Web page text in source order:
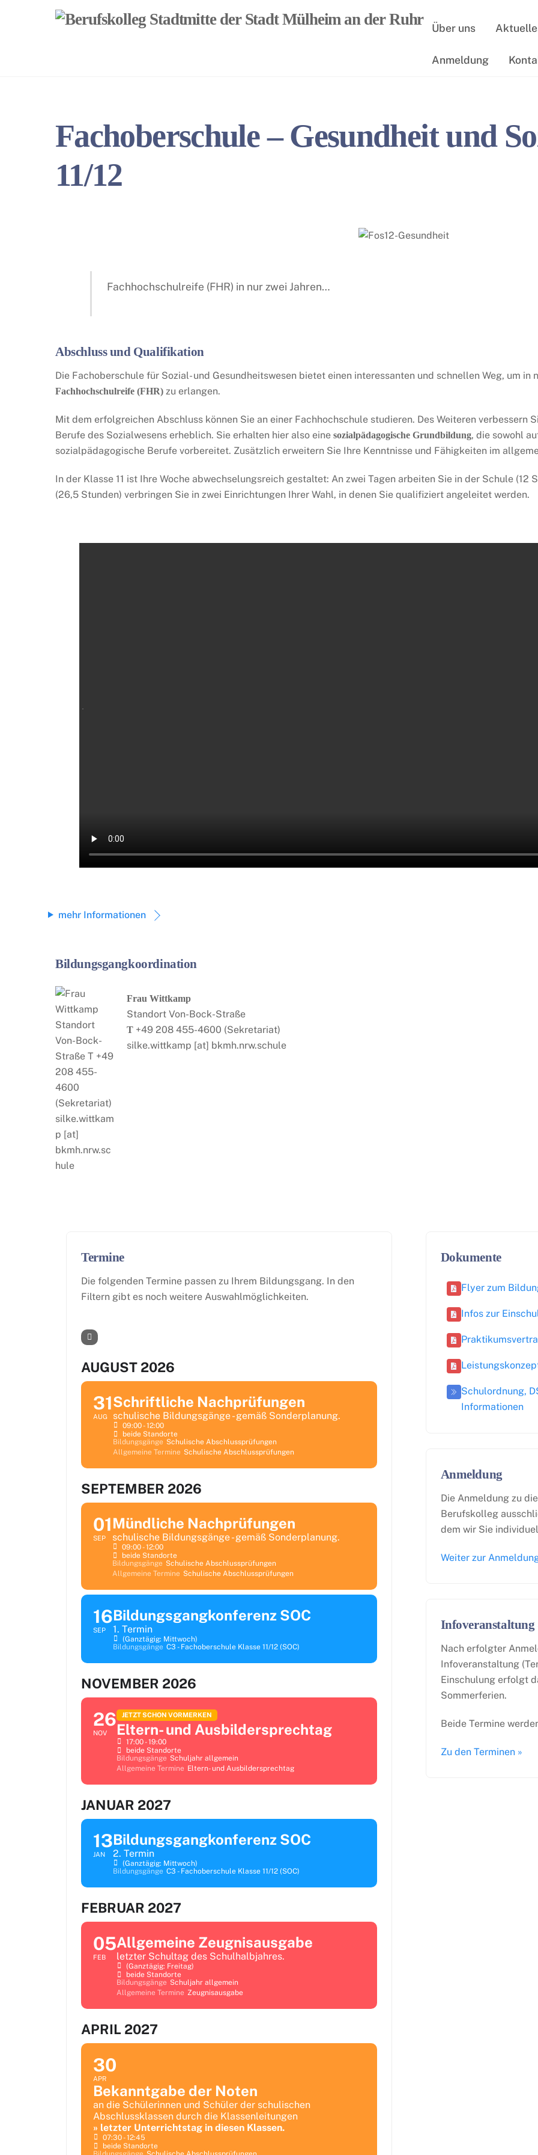
Über uns
Anmeldung
Fachoberschule – Gesundheit und
11/12
Fachhochschulreife (FHR) in nur zwei Jahren…
Abschluss und Qualifikation
Die Fachoberschule für Sozial- und Gesundheitswesen bietet einen interessanten und schnellen Weg, um in
Fachhochschulreife (FHR) zu erlangen.
Mit dem erfolgreichen Abschluss können Sie an einer Fachhochschule studieren. Des Weiteren verbessern
Berufe des Sozialwesens erheblich. Sie erhalten hier also eine sozialpädagogische Grundbildung, die sowohl
sozialpädagogische Berufe vorbereitet. Zusätzlich erweitern Sie Ihre Kenntnisse und Fähigkeiten im
In der Klasse 11 ist Ihre Woche abwechselungsreich gestaltet: An zwei Tagen arbeiten Sie in der Schule
(26,5 Stunden) verbringen Sie in zwei Einrichtungen Ihrer Wahl, in denen Sie qualifiziert angeleitet werden.
mehr Informationen
Bildungsgangkoordination
Frau Wittkamp
Standort Von-Bock-Straße
T +49 208 455-4600 (Sekretariat)
silke.wittkamp [at] bkmh.nrw.schule
Termine
Die folgenden Termine passen zu Ihrem Bildungsgang. In den
Filtern gibt es noch weitere Auswahlmöglichkeiten.
AUGUST 2026
31
AUG
Schriftliche Nachprüfungen
schulische Bildungsgänge - gemäß Sonderplanung.
09:00 - 12:00
beide Standorte
Bildungsgänge Schulische Abschlussprüfungen
Allgemeine Termine Schulische Abschlussprüfungen
SEPTEMBER 2026
01
SEP
Mündliche Nachprüfungen
schulische Bildungsgänge - gemäß Sonderplanung.
09:00 - 12:00
beide Standorte
Bildungsgänge Schulische Abschlussprüfungen
Allgemeine Termine Schulische Abschlussprüfungen
16
SEP
Bildungsgangkonferenz SOC
1. Termin
(ganztägig: Mittwoch)
Bildungsgänge C3 - Fachoberschule Klasse 11/12 (SOC)
NOVEMBER 2026
26
NOV
JETZT SCHON VORMERKEN
Eltern- und Ausbildersprechtag
17:00 - 19:00
beide Standorte
Bildungsgänge Schuljahr allgemein
Allgemeine Termine Eltern- und Ausbildersprechtag
JANUAR 2027
13
JAN
Bildungsgangkonferenz SOC
2. Termin
(ganztägig: Mittwoch)
Bildungsgänge C3 - Fachoberschule Klasse 11/12 (SOC)
FEBRUAR 2027
05
FEB
Allgemeine Zeugnisausgabe
letzter Schultag des Schulhalbjahres.
(ganztägig: Freitag)
beide Standorte
Bildungsgänge Schuljahr allgemein
Allgemeine Termine Zeugnisausgabe
APRIL 2027
30
APR
Bekanntgabe der Noten
an die Schülerinnen und Schüler der schulischen
Abschlussklassen durch die Klassenleitungen
» letzter Unterrichtstag in diesen Klassen.
07:30 - 12:45
beide Standorte
Dokumente
Flyer zum
Infos zur
Schulordnung,
Informationen
Anmeldung
Die Anmeldung zu
Berufskolleg
dem wir Sie
Weiter zur
Nach erfolgter
Infoveranstaltung
Einschulung erfolgt
Sommerferien.
Beide Termine
Zu den Terminen »